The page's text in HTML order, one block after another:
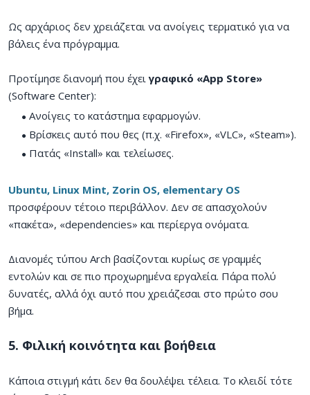
Ως αρχάριος δεν χρειάζεται να ανοίγεις τερματικό για να
βάλεις ένα πρόγραμμα.
Προτίμησε διανομή που έχειγραφικό «App Store»
(Software Center):
Ανοίγεις το κατάστημα εφαρμογών.
Βρίσκεις αυτό που θες (π.χ. «Firefox», «VLC», «Steam»).
Πατάς «Install» και τελείωσες.
Ubuntu, Linux Mint, Zorin OS, elementary OS
προσφέρουν τέτοιο περιβάλλον. Δεν σε απασχολούν
«πακέτα», «dependencies» και περίεργα ονόματα.
Διανομές τύπου Arch βασίζονται κυρίως σε γραμμές
εντολών και σε πιο προχωρημένα εργαλεία. Πάρα πολύ
δυνατές, αλλά όχι αυτό που χρειάζεσαι στο πρώτο σου
βήμα.
5. Φιλική κοινότητα και βοήθεια
Κάποια στιγμή κάτι δεν θα δουλέψει τέλεια. Το κλειδί τότε